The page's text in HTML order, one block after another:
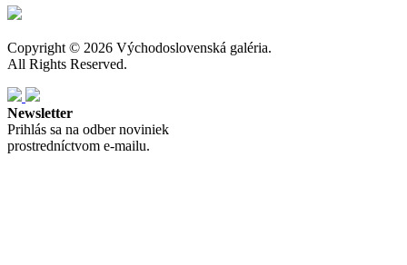
Copyright © 2026 Východoslovenská galéria.
All Rights Reserved.
Newsletter
Prihlás sa na odber noviniek
prostredníctvom e-mailu.